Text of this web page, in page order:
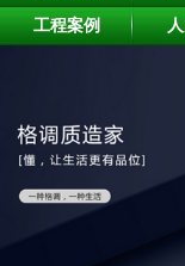
工程案例